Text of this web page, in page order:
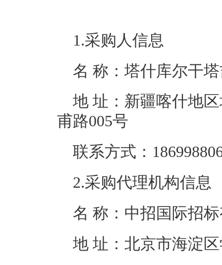
1.采购人信息
名 称： 塔什库尔干
地 址： 新疆喀什地
甫路005号
联系方式：
2.采购代理机构信息
名 称： 中招国际招
地 址： 北京市海淀